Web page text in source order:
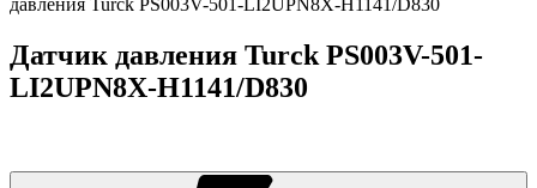
давления Turck PS003V-501-LI2UPN8X-H1141/D830
Датчик давления Turck PS003V-501-
LI2UPN8X-H1141/D830